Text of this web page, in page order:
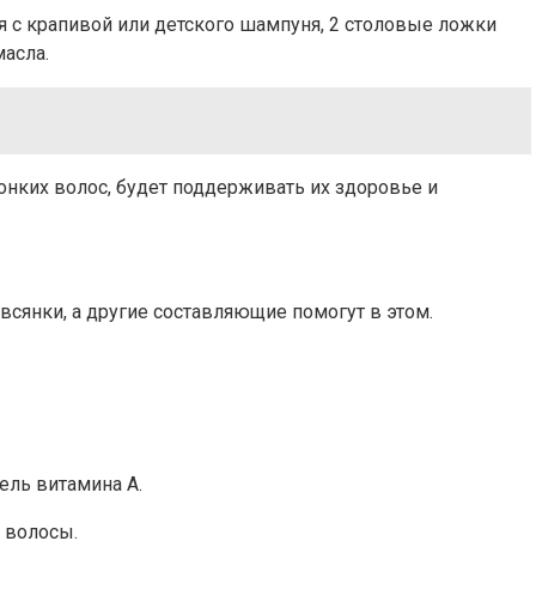
крапивой или детского шампуня, 2 столовые ложки
волос, будет поддерживать их здоровье и
а другие составляющие помогут в этом.
витамина А.
волосы.